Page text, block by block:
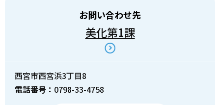
お問い合わせ先
美化第1課
西宮市西宮浜3丁目8
電話番号： 0798-33-4758